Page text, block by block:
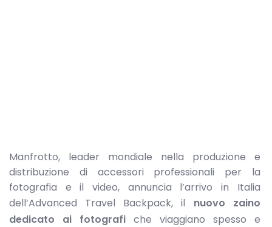
Manfrotto, leader mondiale nella produzione e
distribuzione di accessori professionali per la
fotografia e il video, annuncia l’arrivo in Italia
dell’Advanced Travel Backpack, il nuovo zaino
dedicato ai fotografiche viaggiano spesso e